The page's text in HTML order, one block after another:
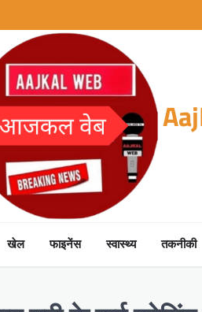
खेल फाइनेंस स्वास्थ्य तकनीकी